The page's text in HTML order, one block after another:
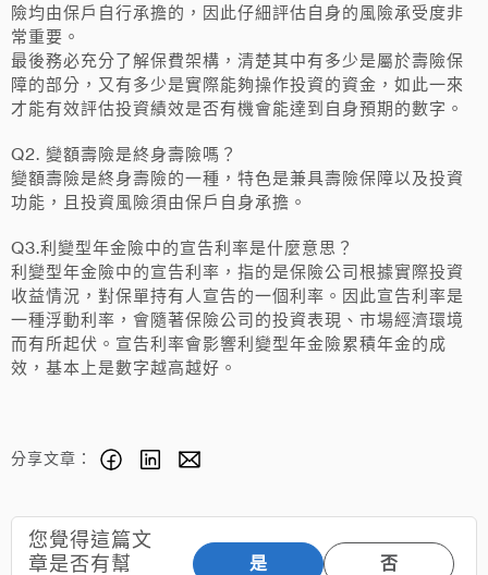
險均由保戶自行承擔的，因此仔細評估自身的風險承受度非
常重要。
最後務必充分了解保費架構，清楚其中有多少是屬於壽險保
障的部分，又有多少是實際能夠操作投資的資金，如此一來
才能有效評估投資績效是否有機會能達到自身預期的數字。
Q2. 變額壽險是終身壽險嗎？
變額壽險是終身壽險的一種，特色是兼具壽險保障以及投資
功能，且投資風險須由保戶自身承擔。
Q3.利變型年金險中的宣告利率是什麼意思？
利變型年金險中的宣告利率，指的是保險公司根據實際投資
收益情況，對保單持有人宣告的一個利率。因此宣告利率是
一種浮動利率，會隨著保險公司的投資表現、市場經濟環境
而有所起伏。宣告利率會影響利變型年金險累積年金的成
效，基本上是數字越高越好。
分享文章：
您覺得這篇文
章是否有幫
是 否